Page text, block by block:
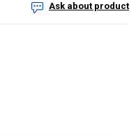
Ask about product